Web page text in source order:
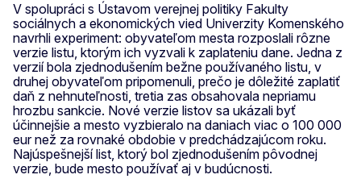
V spolupráci s Ústavom verejnej politiky Fakulty
sociálnych a ekonomických vied Univerzity Komenského
navrhli experiment: obyvateľom mesta rozposlali rôzne
verzie listu, ktorým ich vyzvali k zaplateniu dane. Jedna z
verzií bola zjednodušením bežne používaného listu, v
druhej obyvateľom pripomenuli, prečo je dôležité zaplatiť
daň z nehnuteľnosti, tretia zas obsahovala nepriamu
hrozbu sankcie. Nové verzie listov sa ukázali byť
účinnejšie a mesto vyzbieralo na daniach viac o 100 000
eur než za rovnaké obdobie v predchádzajúcom roku.
Najúspešnejší list, ktorý bol zjednodušením pôvodnej
verzie, bude mesto používať aj v budúcnosti.